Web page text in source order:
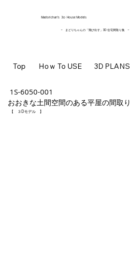
​Madorichan’s 3Ｄ House Models
Top Hoｗ To USE 3D PLANS
~ まどりちゃんの「飛び出す」3D 住宅間取り集 ~
1S-6050-001
おおきな土間空間のある平屋の間取り
【 ３Dモデル 】